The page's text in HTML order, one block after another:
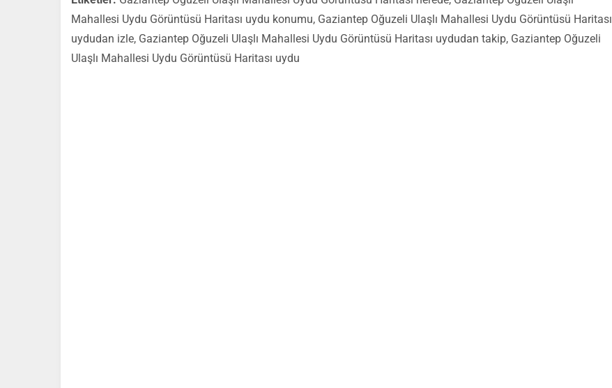
Mahallesi Uydu Görüntüsü Haritası uydu konumu, Gaziantep Oğuzeli Ulaşlı Mahallesi Uydu Görüntüsü Haritası
uydudan izle, Gaziantep Oğuzeli Ulaşlı Mahallesi Uydu Görüntüsü Haritası uydudan takip, Gaziantep Oğuzeli
Ulaşlı Mahallesi Uydu Görüntüsü Haritası uydu